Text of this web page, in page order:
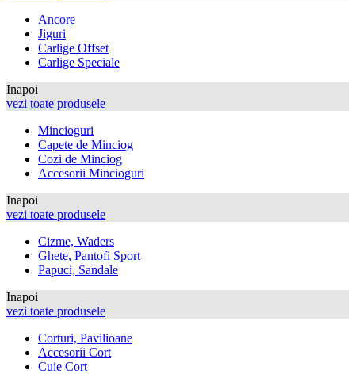
Ancore
Jiguri
Carlige Offset
Carlige Speciale
Inapoi
vezi toate produsele
Mincioguri
Capete de Minciog
Cozi de Minciog
Accesorii Mincioguri
Inapoi
vezi toate produsele
Cizme, Waders
Ghete, Pantofi Sport
Papuci, Sandale
Inapoi
vezi toate produsele
Corturi, Pavilioane
Accesorii Cort
Cuie Cort